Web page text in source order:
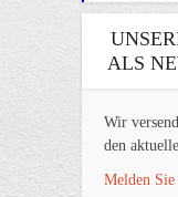
ALS
Wir
den
Melden